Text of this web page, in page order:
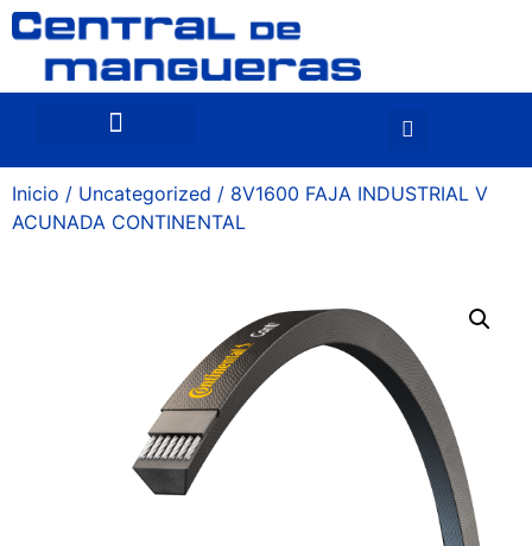
Inicio / Uncategorized / 8V1600 FAJA INDUSTRIAL V
ACUNADA CONTINENTAL